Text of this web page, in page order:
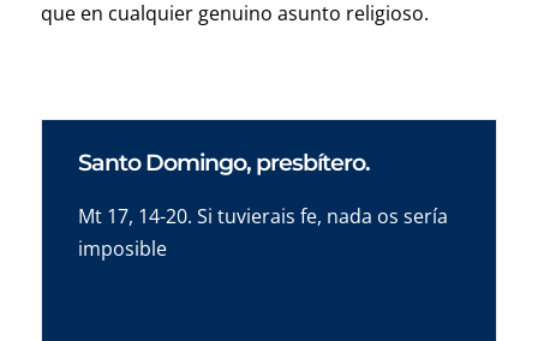
que en cualquier genuino asunto religioso.
Santo Domingo, presbítero.
Mt 17, 14-20. Si tuvierais fe, nada os sería
imposible